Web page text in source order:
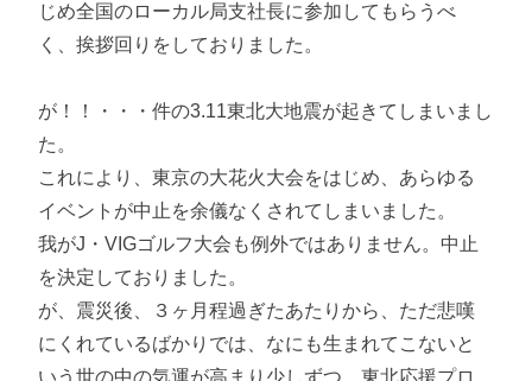
じめ全国のローカル局支社長に参加してもらうべ
く、挨拶回りをしておりました。
が！！・・・件の3.11東北大地震が起きてしまいまし
た。
これにより、東京の大花火大会をはじめ、あらゆる
イベントが中止を余儀なくされてしまいました。
我がJ・VIGゴルフ大会も例外ではありません。中止
を決定しておりました。
が、震災後、３ヶ月程過ぎたあたりから、ただ悲嘆
にくれているばかりでは、なにも生まれてこないと